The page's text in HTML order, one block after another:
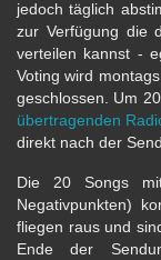
jedoch täglich
zur Verfügung die
verteilen kannst -
Voting wird
geschlossen. Um
übertragenden
direkt nach der
Die 20 Songs
Negativpunkten)
fliegen raus und
Ende der